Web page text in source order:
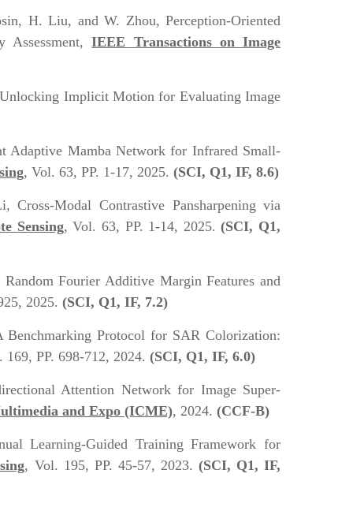
H. Liu, and W. Zhou, Perception-Oriented
Assessment,IEEE Transactions on Image
Implicit Motion for Evaluating Image
Adaptive Mamba Network for Infrared Small-
, Vol. 63, PP. 1-17, 2025. (SCI, Q1, IF, 8.6)
Modal Contrastive Pansharpening via
Sensing, Vol. 63, PP. 1-14, 2025.(SCI, Q1,
Fourier Additive Margin Features and
2025. (SCI, Q1, IF, 7.2)
Protocol for SAR Colorization:
169, PP. 698-712, 2024. (SCI, Q1, IF, 6.0)
Attention Network for Image Super-
and Expo (ICME), 2024. (CCF-B)
Learning-Guided Training Framework for
, Vol. 195, PP. 45-57, 2023. (SCI, Q1, IF,